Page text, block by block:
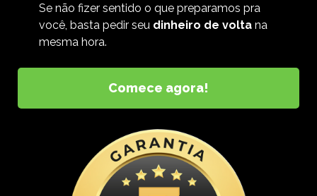
Se não fizer sentido o que preparamos pra
você, basta pedir seu dinheiro de voltana
mesma hora.
Comece agora!